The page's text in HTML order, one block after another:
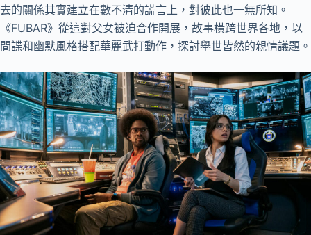
去的關係其實建立在數不清的謊言上，對彼此也一無所知。
《FUBAR》從這對父女被迫合作開展，故事橫跨世界各地，以
間諜和幽默風格搭配華麗武打動作，探討舉世皆然的親情議題。